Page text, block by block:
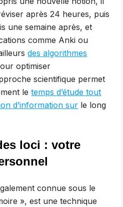
après 24 heures, puis
une semaine après, et
comme Anki ou
des algorithmes
optimiser
scientifique permet
letemps d’étude tout
d’information sur le long
loci : votre
connue sous le
», est une technique